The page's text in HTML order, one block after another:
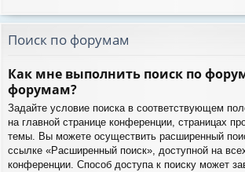
Поиск по форумам
Как мне выполнить поиск по
форумам?
Задайте условие поиска в соответствующем
на главной странице конференции, страницах
темы. Вы можете осуществить расширенный
ссылке «Расширенный поиск», доступной на
конференции. Способ доступа к поиску может